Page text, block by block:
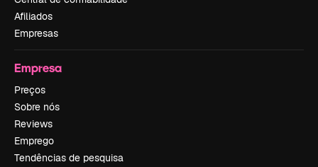
Afiliados
Empresas
Empresa
Preços
Sobre nós
Reviews
Emprego
Tendências de pesquisa